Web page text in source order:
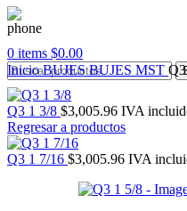
0 items $0.00
InicioBUJESBUJES MST
Q3 1 3/8 $3,005.96 IVA
Regresar a productos
Q3 1 7/16 $3,005.96 IVA